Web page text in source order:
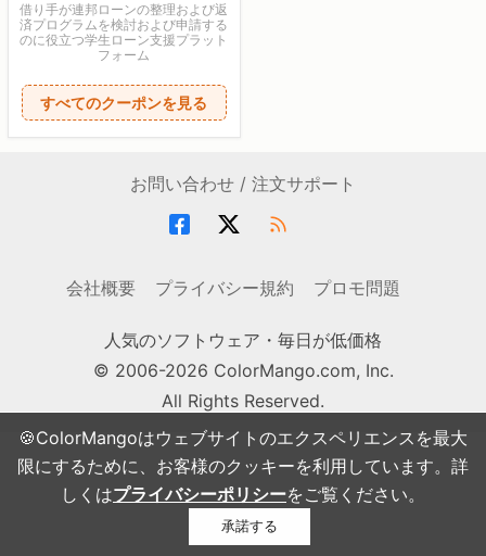
🍪ColorMangoはウェブサイトのエクスペリエンスを最大
限にするために、お客様のクッキーを利用しています。詳
しくはプライバシーポリシーをご覧ください。
承諾する
借り手が連邦ローンの整理および返
済プログラムを検討および申請する
のに役立つ学生ローン支援プラット
フォーム
すべてのクーポンを見る
お問い合わせ / 注文サポート
会社概要 プライバシー規約 プロモ問題
人気のソフトウェア・毎日が低価格
© 2006-2026 ColorMango.com, Inc.
All Rights Reserved.